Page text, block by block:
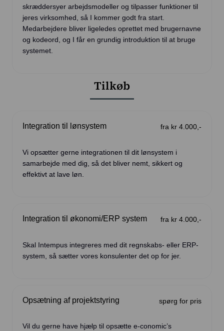
skræddersyer arbejdsmodeller og tilpasser funktioner til
jeres virksomhed, så I kommer godt fra start.
Medarbejdere bliver ligeledes oprettet med brugernavne
og kodeord, og I får en grundig introduktion til at bruge
systemet.
Tilkøb
Integration til lønsystem fra kr 4.000,-
Vi opsætter gerne integrationen til dit lønsystem i
samarbejde med dig, så det bliver nemt, sikkert og
effektivt at lave løn.
Integration til økonomi/ERP system fra kr 4.000,-
Skal Intempus integreres med dit regnskabs- eller ERP-
system, så sætter vores konsulenter det op for jer.
Opsætning af projektstyring spørg for pris
Vil du gerne have hjælp til opsætte e-conomic’s